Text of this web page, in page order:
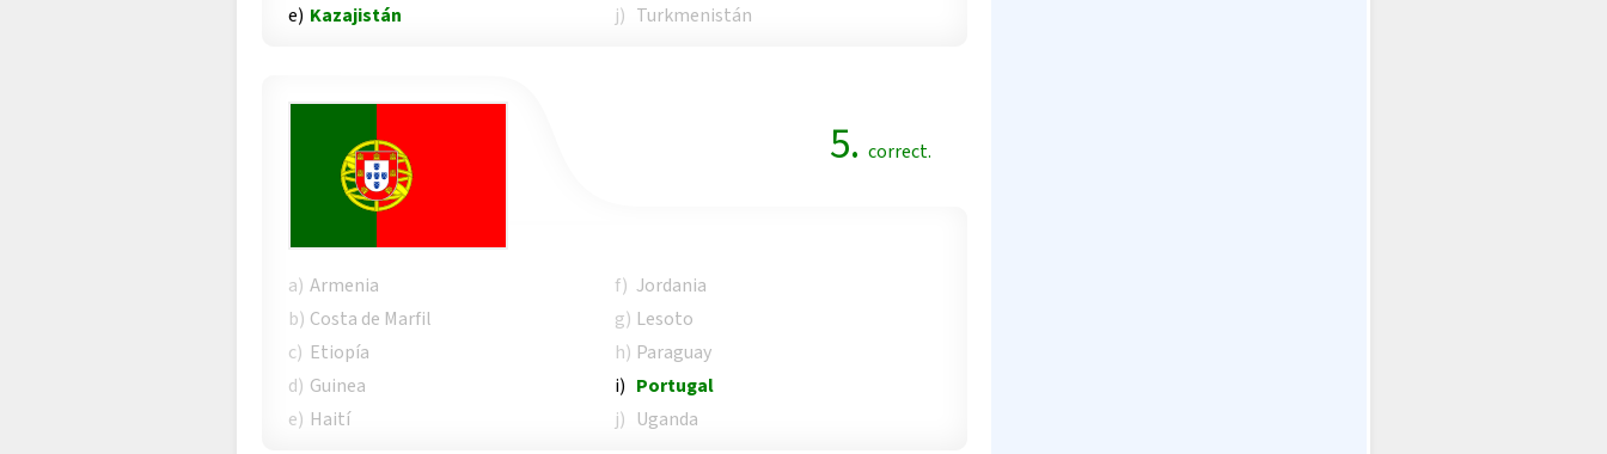
e) Kazajistán
j) Turkmenistán
5. correct.
a) Armenia
b) Costa de Marfil
c) Etiopía
d) Guinea
e) Haití
f) Jordania
g) Lesoto
h) Paraguay
i) Portugal
j) Uganda